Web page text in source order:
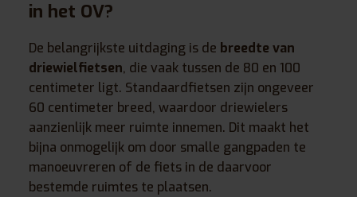
in het OV?
De belangrijkste uitdaging is de breedte van
driewielfietsen, die vaak tussen de 80 en 100
centimeter ligt. Standaardfietsen zijn ongeveer
60 centimeter breed, waardoor driewielers
aanzienlijk meer ruimte innemen. Dit maakt het
bijna onmogelijk om door smalle gangpaden te
manoeuvreren of de fiets in de daarvoor
bestemde ruimtes te plaatsen.